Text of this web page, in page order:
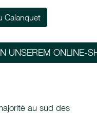
Calanquet
UNSEREM ONLINE-
au sud des